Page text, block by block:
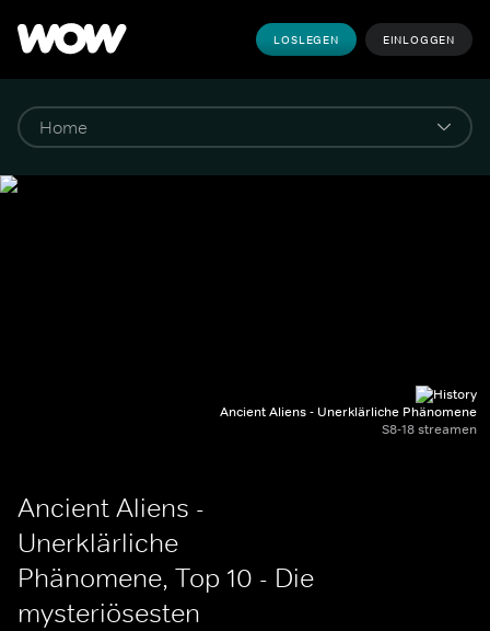
LOSLEGEN EINLOGGEN
Ancient Aliens - Unerklärliche Phänomene
S8-18 streamen
Ancient Aliens -
Unerklärliche
Phänomene, Top 10 - Die
mysteriösesten